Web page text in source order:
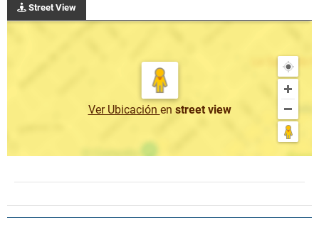
Street View
Ver Ubicación en street view